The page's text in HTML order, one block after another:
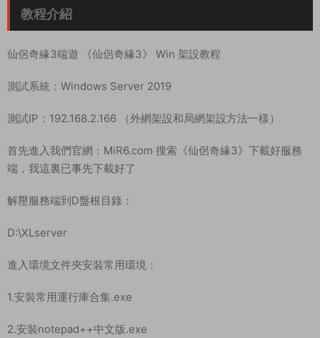
教程介紹
仙侶奇緣3端遊 《仙侶奇緣3》 Win 架設教程
測試系統：Windows Server 2019
測試IP：192.168.2.166 （外網架設和局網架設方法一樣）
首先進入我們官網：MiR6.com 搜索《仙侶奇緣3》下載好服務
端，我這裏已事先下載好了
解壓服務端到D盤根目錄：
D:\XLserver
進入環境文件夾安裝常用環境：
1.安裝常用運行庫合集.exe
2.安裝notepad++中文版.exe